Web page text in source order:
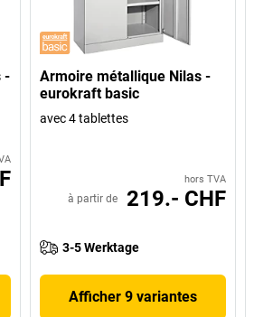
-
Armoire métallique Nilas -
eurokraft basic
avec 4 tablettes
hors TVA
à partir de 219.- CHF
3-5 Werktage
Afficher 9 variantes